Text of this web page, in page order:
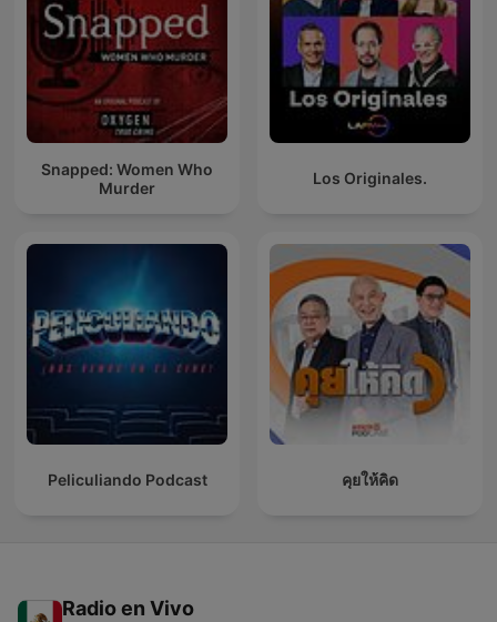
Snapped: Women Who
Murder
Los Originales.
Peliculiando Podcast คุยให้คิด
Radio en Vivo